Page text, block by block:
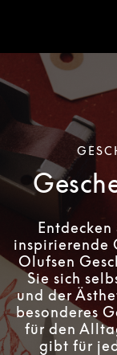
inspirierende
Olufsen
Sie sich
und der
besonderes
für den
gibt für